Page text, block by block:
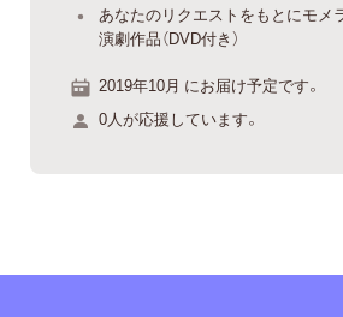
あなたのリクエストをもとにモメ
演劇作品（DVD付き）
2019年10月 にお届け予定です。
0人が応援しています。